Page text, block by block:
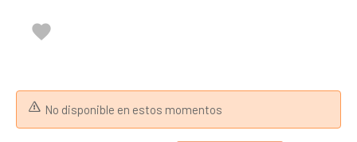

No disponible en estos momentos